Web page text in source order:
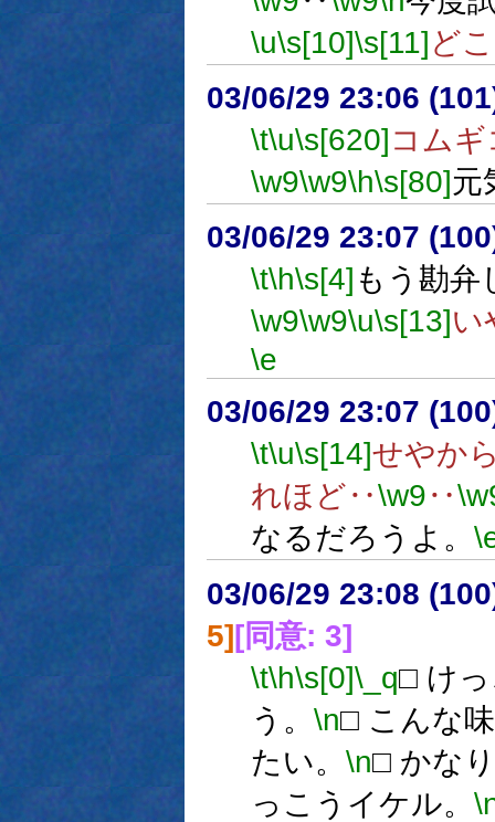
\u\s[10]\s[11]ど
03/06/29 23:06
\t\u\s[620]コム
\w9\w9\h\s[80]
03/06/29 23:07
\t\h\s[4] もう勘弁
\w9\w9\u\s[13]い
\e
03/06/29 23:07
\t\u\s[14]せやか
れほど‥\w9‥
なるだろうよ。
03/06/29 23:08
5][同意: 3]
\t\h\s[0]\_q□ け
う。 \n□ こんな
たい。 \n□ かな
っこうイケル。